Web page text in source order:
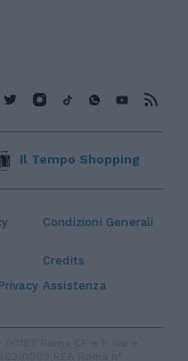
Condizioni Generali
Credits
Assistenza
Il Tempo Shopping